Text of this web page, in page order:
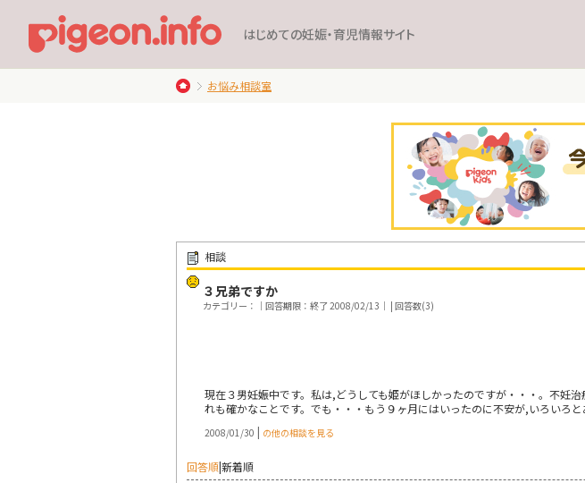
はじめての妊娠・育児情報サイト
お悩み相談室
相談
３兄弟ですか
カテゴリー：｜回答期限：終了 2008/02/13｜ | 回答数(3)
現在３男妊娠中です。私は,どうしても姫がほしかったのですが・・・。不妊
れも確かなことです。でも・・・もう９ヶ月にはいったのに不安が,いろいろ
2008/01/30 | の他の相談を見る
回答順|新着順